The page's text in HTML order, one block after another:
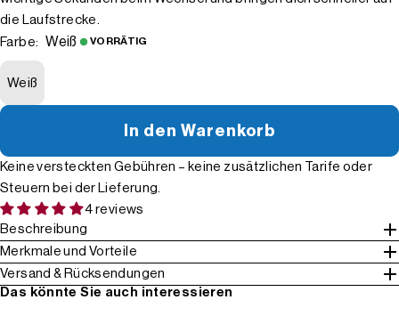
die Laufstrecke.
Farbe:
Weiß VORRÄTIG
Weiß
In den Warenkorb
Keine versteckten Gebühren – keine zusätzlichen Tarife oder
Steuern bei der Lieferung.
4 reviews
Beschreibung
Merkmale und Vorteile
Versand & Rücksendungen
Das könnte Sie auch interessieren